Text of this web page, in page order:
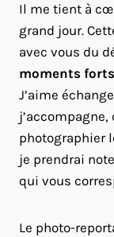
Il me tient à
grand jour.
avec vous du
moments forts
J’aime
photographier
je prendrai
qui vous
Le photo-